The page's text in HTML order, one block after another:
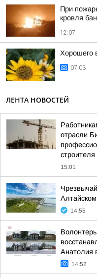
При
кровля
12:07
Хорошего
07:03
ЛЕНТА НОВОСТЕЙ
отрасли
строителя
15:01
Алтайском
14:55
Анатолия
14:52